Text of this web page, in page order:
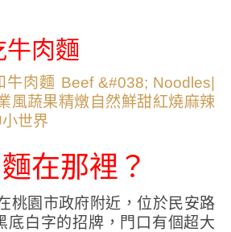
肉麵
在那裡？
桃園市政府附近，位於民安路
底白字的招牌，門口有個超大